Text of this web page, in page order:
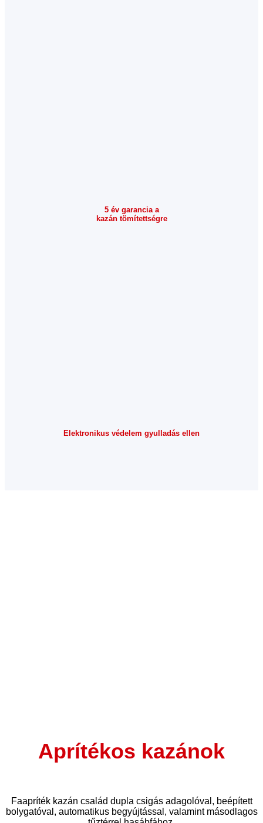
5 év garancia a
kazán tömítettségre
Elektronikus védelem gyulladás ellen
Aprítékos kazánok
Faapríték kazán család dupla csigás adagolóval, beépített
bolygatóval, automatikus begyújtással, valamint másodlagos